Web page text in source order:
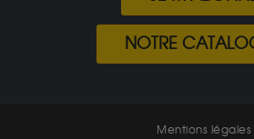
NOTRE
Mentions légales